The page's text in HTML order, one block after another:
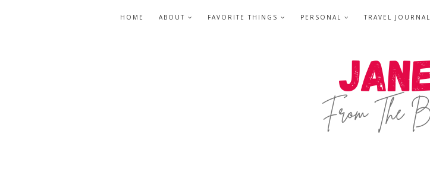
HOME ABOUT FAVORITE THINGS PERSONAL TRAVEL JOURNAL